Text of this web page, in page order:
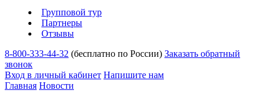
Групповой тур
Партнеры
Отзывы
8-800-333-44-32 (бесплатно по России) Заказать обратный
звонок
Вход в личный кабинет Напишите нам
Главная Новости